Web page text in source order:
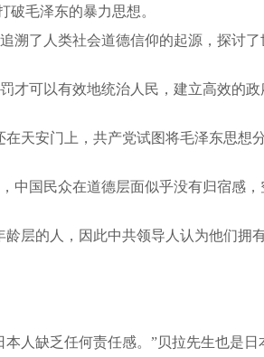
破毛泽东的暴力思想。
溯了人类社会道德信仰的起源，探讨了
才可以有效地统治人民，建立高效的政
天安门上，共产党试图将毛泽东思想
中国民众在道德层面似乎没有归宿感，
层的人，因此中共领导人认为他们拥
人缺乏任何责任感。”贝拉先生也是日